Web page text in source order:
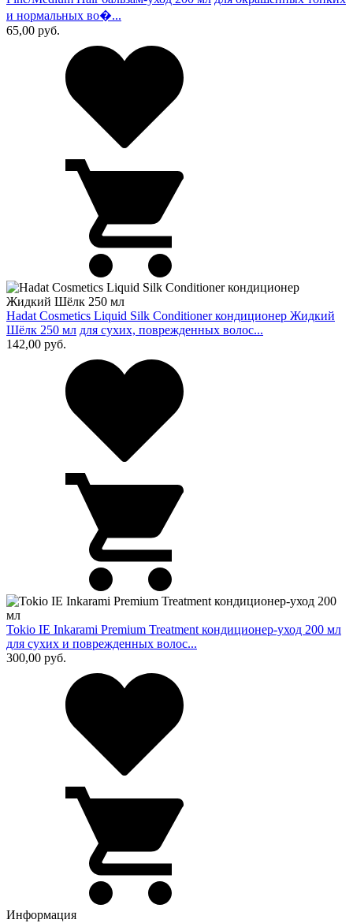
и нормальных во�...
65,00 руб.
Hadat Cosmetics Liquid Silk Conditioner кондиционер Жидкий
Шёлк 250 мл для сухих, поврежденных волос...
142,00 руб.
Tokio IE Inkarami Premium Treatment кондиционер-уход 200 мл
для сухих и поврежденных волос...
300,00 руб.
Информация